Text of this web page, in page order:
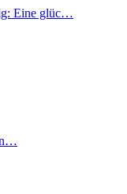
Eine glüc…